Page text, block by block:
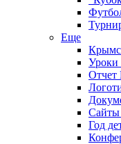
Еще
Уроки
Отчет
Год